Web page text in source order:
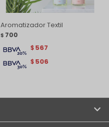
Aromatizador Textil
$ 700
$ 506
$ 567